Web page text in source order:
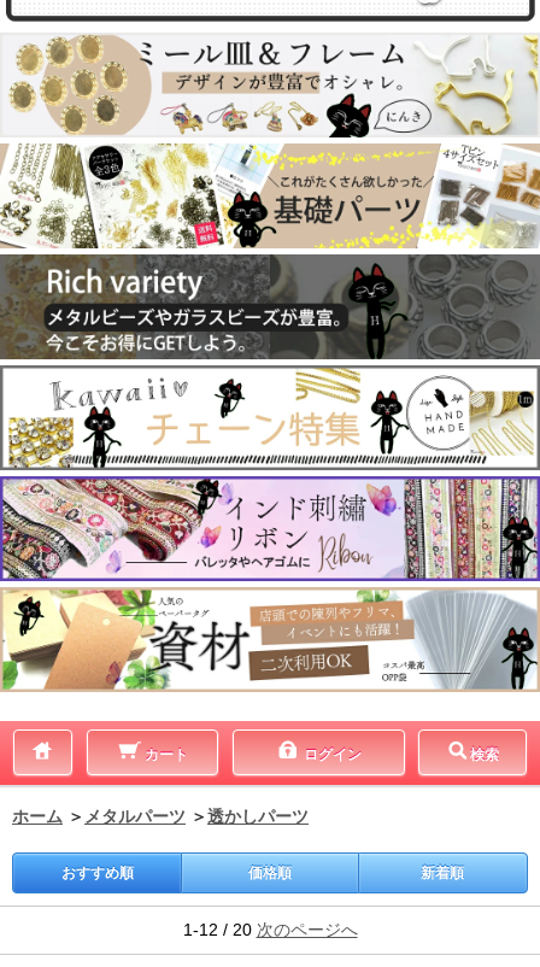
カート ログイン 検索
ホーム ＞ メタルパーツ ＞透かしパーツ
おすすめ順 価格順 新着順
1-12 / 20 次のページへ